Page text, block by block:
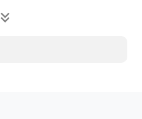
keyboard_double_arrow_down